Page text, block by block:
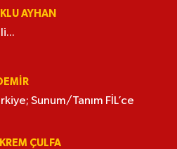
AYHAN
Sunum/Tanım FİL’ce
ÇULFA